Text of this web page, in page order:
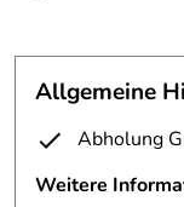
Gewindehülsen
Füllung: 6 Stück
Edelstahl-Rund
Handlauf aus
Oberfläche:
Material:
Oberfläche:
Pfosten:
Allgemeine
Abholung
Weitere